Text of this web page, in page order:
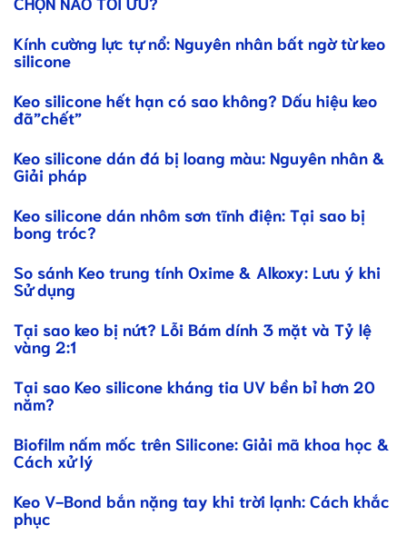
Kính cường lực tự nổ: Nguyên nhân bất ngờ từ keo
silicone
Keo silicone hết hạn có sao không? Dấu hiệu keo
đã”chết”
Keo silicone dán đá bị loang màu: Nguyên nhân &
Giải pháp
Keo silicone dán nhôm sơn tĩnh điện: Tại sao bị
bong tróc?
So sánh Keo trung tính Oxime & Alkoxy: Lưu ý khi
Sử dụng
Tại sao keo bị nứt? Lỗi Bám dính 3 mặt và Tỷ lệ
vàng 2:1
Tại sao Keo silicone kháng tia UV bền bỉ hơn 20
năm?
Biofilm nấm mốc trên Silicone: Giải mã khoa học &
Cách xử lý
Keo V-Bond bắn nặng tay khi trời lạnh: Cách khắc
phục